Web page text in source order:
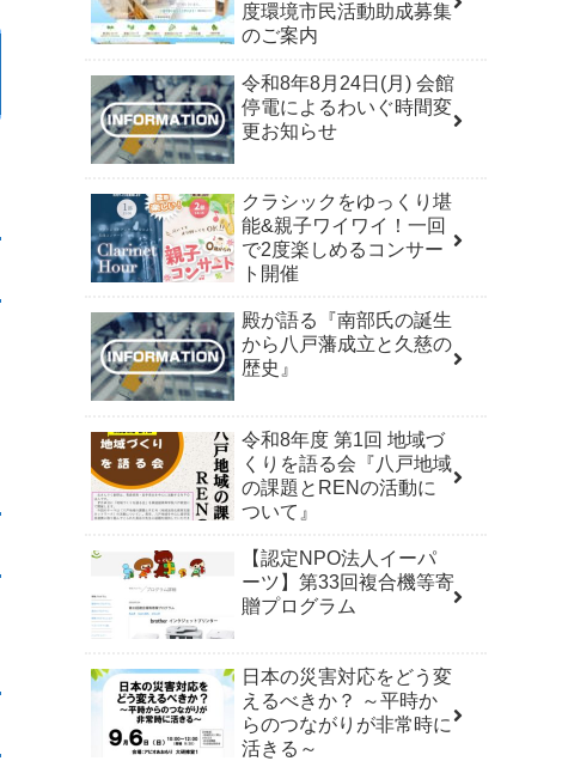
度環境市民活動助成募集
のご案内
令和8年8月24日(月) 会館
停電によるわいぐ時間変
更お知らせ
クラシックをゆっくり堪
能&親子ワイワイ！一回
で2度楽しめるコンサー
ト開催
殿が語る『南部氏の誕生
から八戸藩成立と久慈の
歴史』
令和8年度 第1回 地域づ
くりを語る会『八戸地域
の課題とRENの活動に
ついて』
【認定NPO法人イーパ
ーツ】第33回複合機等寄
贈プログラム
日本の災害対応をどう変
えるべきか？ ～平時か
らのつながりが非常時に
活きる～